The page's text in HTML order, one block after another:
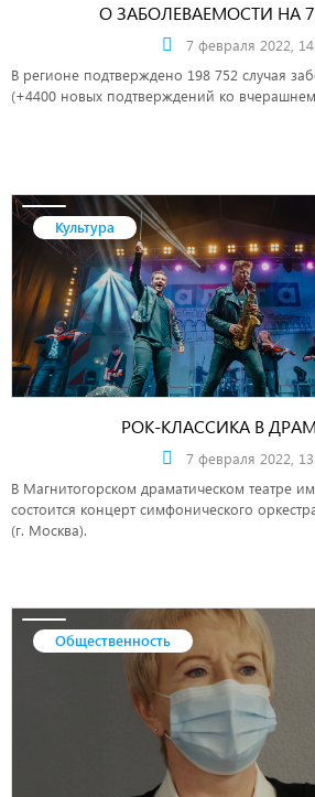
О ЗАБОЛЕВАЕМОСТИ НА
7 февраля 2022,
В регионе подтверждено 198 752 случая
(+4400 новых подтверждений ко
Культура
РОК-КЛАССИКА В
7 февраля 2022,
В Магнитогорском драматическом театре
состоится концерт симфонического
(г. Москва).
Общественность